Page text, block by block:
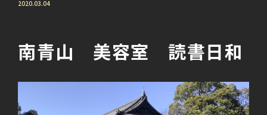
2020.03.04
南青山 美容室 読書日和